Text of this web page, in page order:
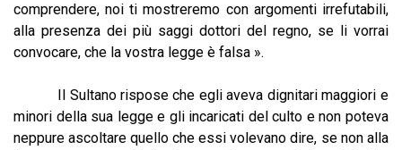
comprendere, noi ti mostreremo con argomenti irrefutabili,
alla presenza dei più saggi dottori del regno, se li vorrai
convocare, che la vostra legge è falsa ».
Il Sultano rispose che egli aveva dignitari maggiori e
minori della sua legge e gli incaricati del culto e non poteva
neppure ascoltare quello che essi volevano dire, se non alla